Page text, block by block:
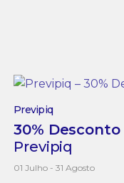
Previpiq
30% Desconto
Previpiq
01 Julho - 31 Agosto